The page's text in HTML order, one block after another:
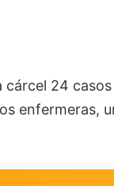
24
enfermeras,